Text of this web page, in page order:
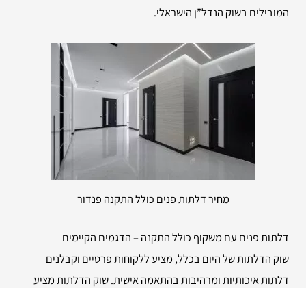
המובילים בשוק הנדל”ן הישראלי.
מחיר דלתות פנים כולל התקנה פנדור
דלתות פנים עם משקוף כולל התקנה – הדגמים הקיימים
שוק הדלתות של היום בכלל, מציע ללקוחות פרטיים וקבלנים
דלתות איכותיות ומרהיבות בהתאמה אישית. שוק הדלתות מציע